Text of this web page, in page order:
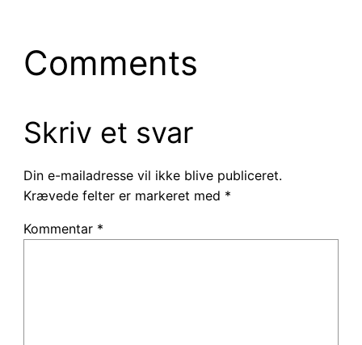
Comments
Skriv et svar
Din e-mailadresse vil ikke blive publiceret.
Krævede felter er markeret med *
Kommentar *